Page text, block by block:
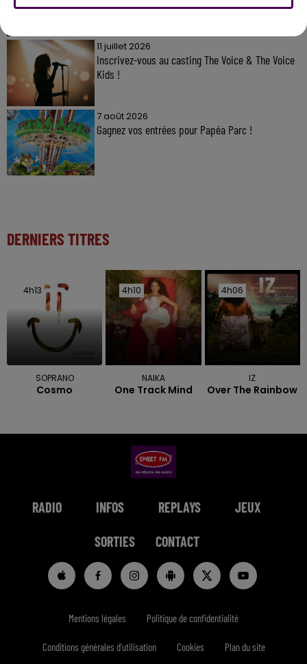
11 juillet 2026
Inscrivez-vous au casting The Voice & The Voice
Kids !
7 août 2026
Gagnez vos entrées pour Papéa Parc !
DERNIERS TITRES
4h13
4h13
SOPRANO
Cosmo
4h10
4h10
NAIKA
One Track Mind
4h06
4h06
IZ
Over The Rainbow
RADIO INFOS REPLAYS JEUX
SORTIES CONTACT
Mentions légales Politique de confidentialité
Conditions générales d'utilisation Cookies Plan du site